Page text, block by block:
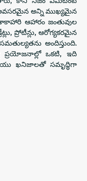
అన్ని ముఖ్యమైన
ఆహారం జంతువుల
ప్రోటీన్లు, ఆరోగ్యకరమైన
అందిస్తుంది.
ప్రయోజనాల్లో ఒకటి, ఇది
ఖనిజాలతో సమృద్ధిగా